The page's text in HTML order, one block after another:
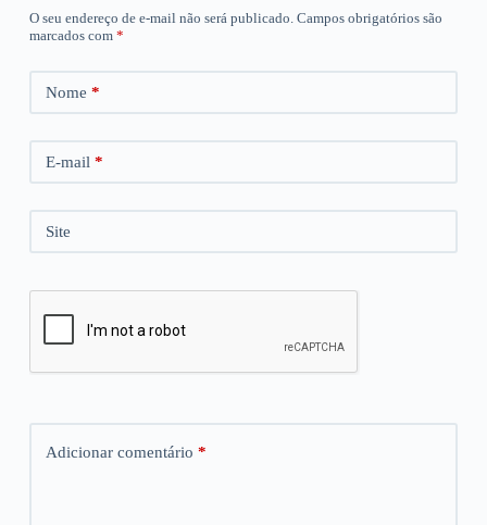
O seu endereço de e-mail não será publicado. Campos obrigatórios são
marcados com *
Nome *
E-mail *
Site
Adicionar comentário *